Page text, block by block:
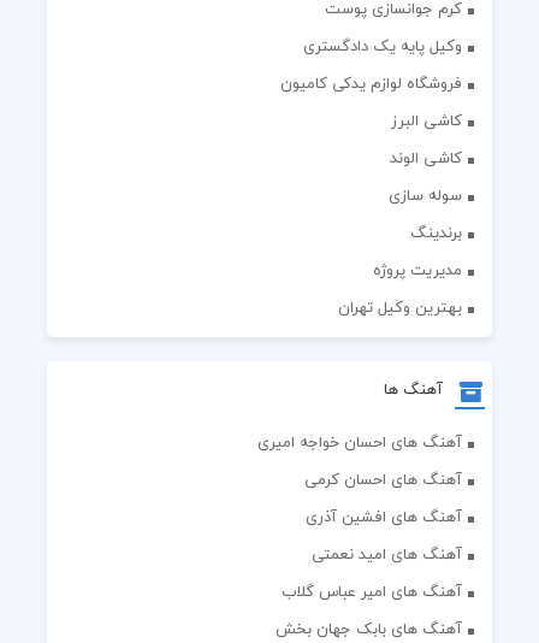
کرم جوانسازی پوست
وکیل پایه یک دادگستری
فروشگاه لوازم یدکی کامیون
کاشی البرز
کاشی الوند
سوله سازی
برندینگ
مدیریت پروژه
بهترین وکیل تهران
آهنگ ها
آهنگ های احسان خواجه امیری
آهنگ های احسان کرمی
آهنگ های افشین آذری
آهنگ های امید نعمتی
آهنگ های امیر عباس گلاب
آهنگ های بابک جهان بخش